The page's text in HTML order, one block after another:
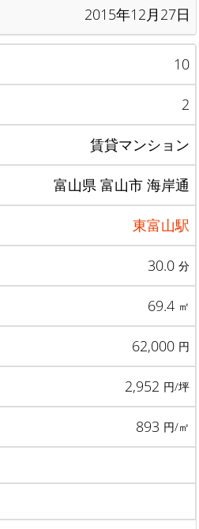
2015年12月27日
10
2
賃貸マンション
富山県 富山市 海岸通
東富山駅
30.0 分
69.4 ㎡
62,000 円
2,952 円/坪
893 円/㎡